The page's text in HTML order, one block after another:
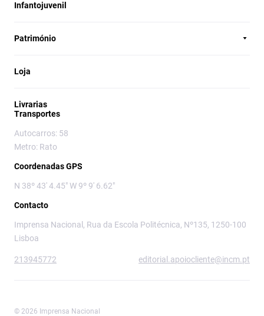
Infantojuvenil
Património
Loja
Livrarias
Transportes
Autocarros: 58
Metro: Rato
Coordenadas GPS
N 38º 43' 4.45" W 9º 9' 6.62"
Contacto
Imprensa Nacional, Rua da Escola Politécnica, Nº135, 1250-100
Lisboa
213945772 editorial.apoiocliente@incm.pt
© 2026 Imprensa Nacional